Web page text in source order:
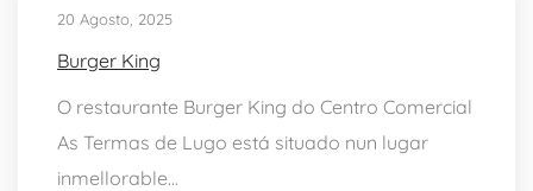
20 Agosto, 2025
Burger King
O restaurante Burger King do Centro Comercial
As Termas de Lugo está situado nun lugar
inmellorable...